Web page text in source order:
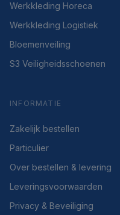
Werkkleding Horeca
Werkkleding Logistiek
Bloemenveiling
S3 Veiligheidsschoenen
INFORMATIE
Zakelijk bestellen
Particulier
Over bestellen & levering
Leveringsvoorwaarden
Privacy & Beveiliging